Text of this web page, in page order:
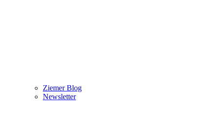
Ziemer Blog
Newsletter